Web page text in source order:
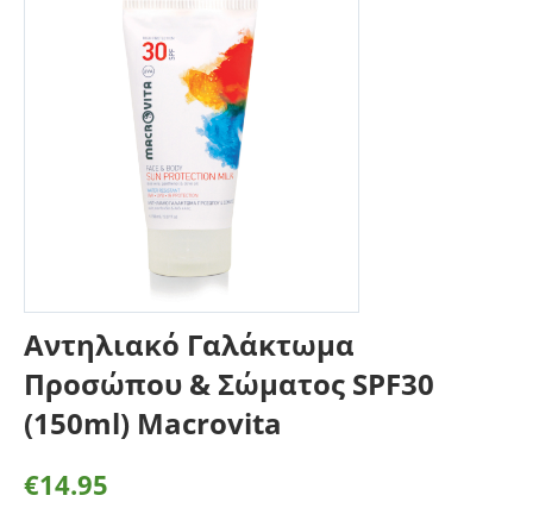
Αντηλιακό Γαλάκτωμα
Προσώπου & Σώματος SPF30
(150ml) Macrovita
€14.95